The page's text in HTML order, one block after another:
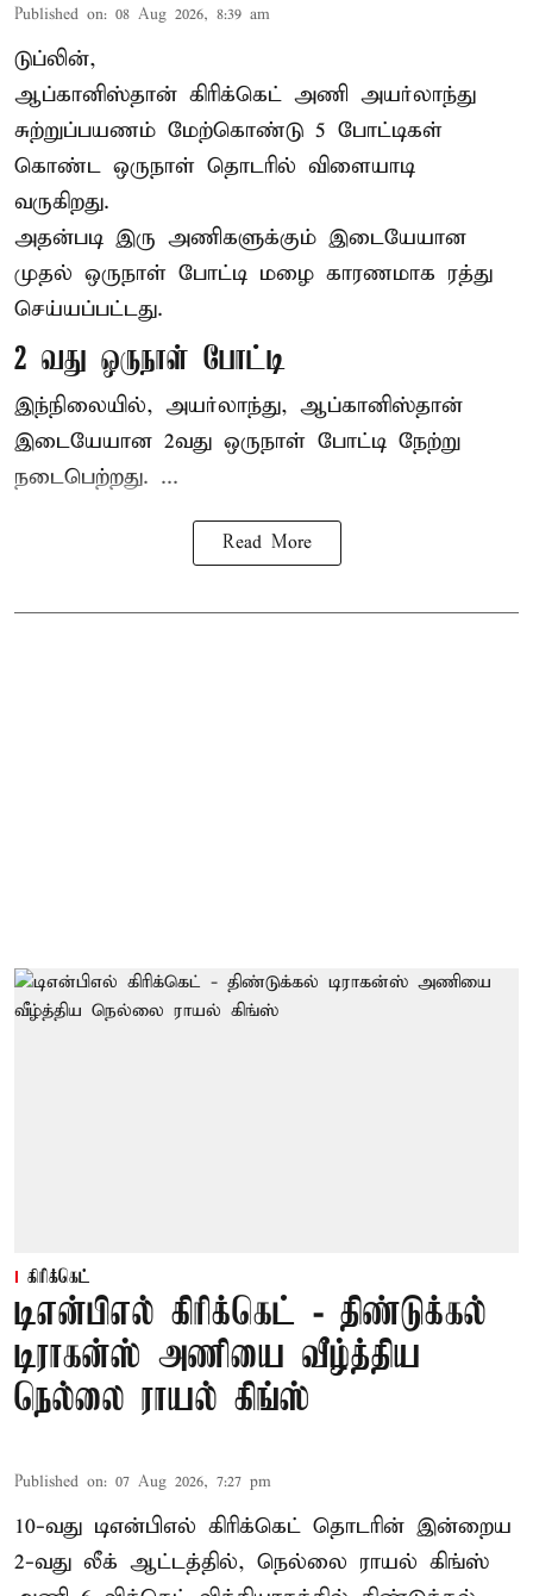
Published on: 08 Aug 2026, 8:39 am
டுப்லின்,
ஆப்கானிஸ்தான் கிரிக்கெட் அணி அயர்லாந்து
சுற்றுப்பயணம் மேற்கொண்டு 5 போட்டிகள்
கொண்ட ஒருநாள் தொடரில் விளையாடி
வருகிறது.
அதன்படி இரு அணிகளுக்கும் இடையேயான
முதல் ஒருநாள் போட்டி மழை காரணமாக ரத்து
செய்யப்பட்டது.
2 வது ஒருநாள் போட்டி
இந்நிலையில், அயர்லாந்து, ஆப்கானிஸ்தான்
இடையேயான 2வது ஒருநாள் போட்டி நேற்று
நடைபெற்றது. ...
Read More
கிரிக்கெட்
டிஎன்பிஎல் கிரிக்கெட் - திண்டுக்கல்
டிராகன்ஸ் அணியை வீழ்த்திய
நெல்லை ராயல் கிங்ஸ்
Published on: 07 Aug 2026, 7:27 pm
10-வது டிஎன்பிஎல் கிரிக்கெட் தொடரின் இன்றைய
2-வது லீக் ஆட்டத்தில், நெல்லை ராயல் கிங்ஸ்